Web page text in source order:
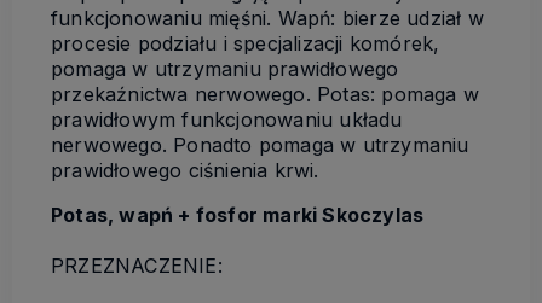
funkcjonowaniu mięśni. Wapń: bierze udział w
procesie podziału i specjalizacji komórek,
pomaga w utrzymaniu prawidłowego
przekaźnictwa nerwowego. Potas: pomaga w
prawidłowym funkcjonowaniu układu
nerwowego. Ponadto pomaga w utrzymaniu
prawidłowego ciśnienia krwi.
Potas, wapń + fosfor marki Skoczylas
PRZEZNACZENIE: